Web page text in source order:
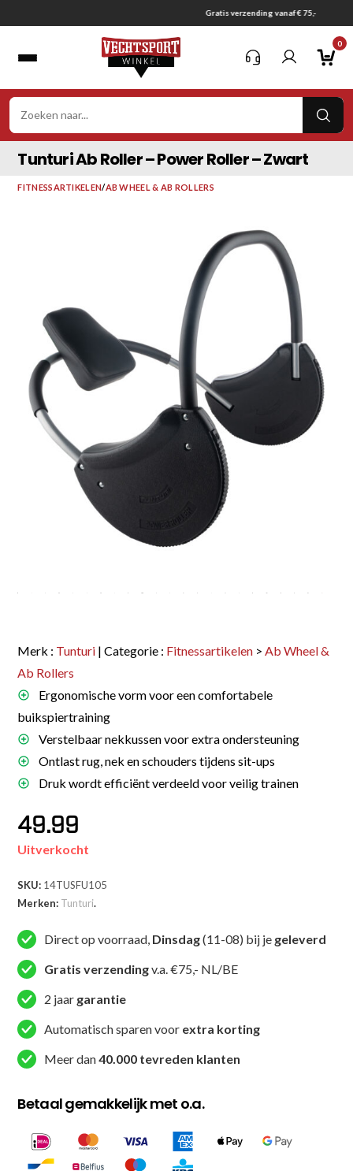
naar
Gratis verzending vanaf € 75,-
0
Tunturi Ab Roller – Power Roller – Zwart
FITNESSARTIKELEN/AB WHEEL & AB ROLLERS
Merk : Tunturi | Categorie : Fitnessartikelen >Ab Wheel &
Ab Rollers
Ergonomische vorm voor een comfortabele
buikspiertraining
Verstelbaar nekkussen voor extra ondersteuning
Ontlast rug, nek en schouders tijdens sit-ups
Druk wordt efficiënt verdeeld voor veilig trainen
49.99
Uitverkocht
SKU: 14TUSFU105
Merken: Tunturi.
Direct op voorraad, Dinsdag(11-08) bij je geleverd
Gratis verzendingv.a. €75,- NL/BE
2 jaar garantie
Automatisch sparen voor extra korting
Meer dan40.000 tevreden klanten
Betaal gemakkelijk met o.a.